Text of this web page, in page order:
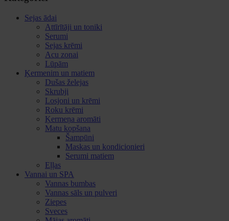
Sejas ādai
Attīrītāji un toniki
Serumi
Sejas krēmi
Acu zonai
Lūpām
Ķermenim un matiem
Dušas želejas
Skrubji
Losjoni un krēmi
Roku krēmi
Ķermeņa aromāti
Matu kopšana
Šampūni
Maskas un kondicionieri
Serumi matiem
Eļļas
Vannai un SPA
Vannas bumbas
Vannas sāls un pulveri
Ziepes
Sveces